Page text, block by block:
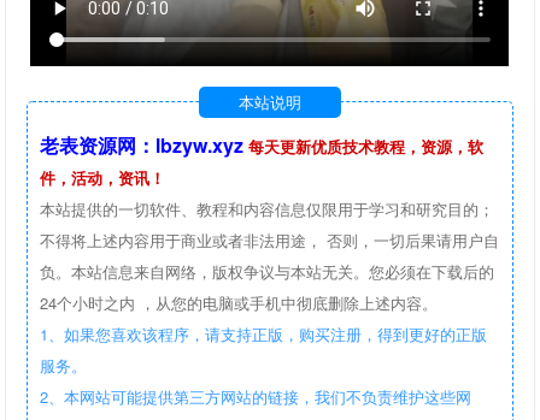
本站说明
老表资源网：lbzyw.xyz 每天更新优质技术教程，资源，软
件，活动，资讯！
本站提供的一切软件、教程和内容信息仅限用于学习和研究目的；
不得将上述内容用于商业或者非法用途， 否则，一切后果请用户自
负。本站信息来自网络，版权争议与本站无关。您必须在下载后的
24个小时之内 ，从您的电脑或手机中彻底删除上述内容。
1、如果您喜欢该程序，请支持正版，购买注册，得到更好的正版
服务。
2、本网站可能提供第三方网站的链接，我们不负责维护这些网